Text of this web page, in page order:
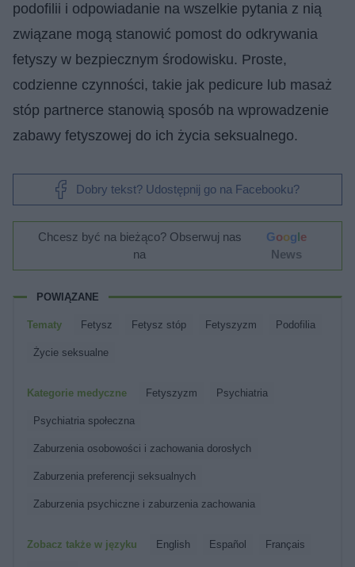
podofilii i odpowiadanie na wszelkie pytania z nią
związane mogą stanowić pomost do odkrywania
fetyszy w bezpiecznym środowisku. Proste,
codzienne czynności, takie jak pedicure lub masaż
stóp partnerce stanowią sposób na wprowadzenie
zabawy fetyszowej do ich życia seksualnego.
Dobry tekst? Udostępnij go na Facebooku?
Chcesz być na bieżąco? Obserwuj nas
na
Google
News
POWIĄZANE
Tematy Fetysz Fetysz stóp Fetyszyzm Podofilia
życie seksualne
Kategorie medyczne Fetyszyzm Psychiatria
Psychiatria społeczna
Zaburzenia osobowości i zachowania dorosłych
Zaburzenia preferencji seksualnych
Zaburzenia psychiczne i zaburzenia zachowania
Zobacz także w języku english español français